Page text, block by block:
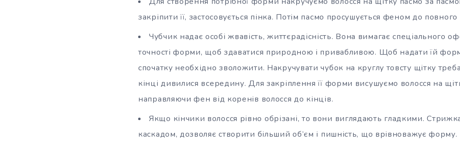
закріпити її, застосовується пінка. Потім пасмо просушується феном до
Чубчик надає особі жвавість, життєрадісність. Вона вимагає спеціального
точності форми, щоб здаватися природною і привабливою. Щоб надати їй
спочатку необхідно зволожити. Накручувати чубок на круглу товсту щітку
кінці дивилися всередину. Для закріплення її форми висушуємо волосся на
направляючи фен від коренів волосся до кінців.
Якщо кінчики волосся рівно обрізані, то вони виглядають гладкими.
каскадом, дозволяє створити більший об’єм і пишність, що врівноважує форму.